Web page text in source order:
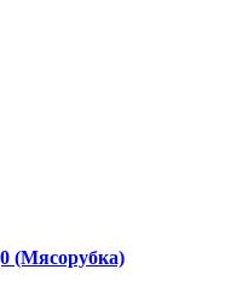
(Мясорубка)